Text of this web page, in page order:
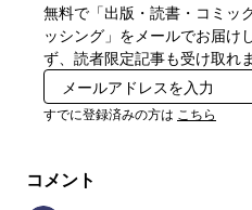
無料で「出版・読書・コミッ
ッシング」をメールでお届け
ず、読者限定記事も受け取れま
すでに登録済みの方は こちら
コメント